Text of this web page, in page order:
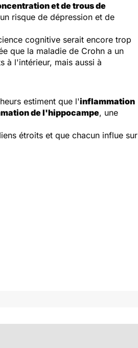
et de trous de
risque de dépression et de
cognitive serait encore trop
que la maladie de Crohn a un
à l'intérieur, mais aussi à
estiment que l'inflammation
de l'hippocampe, une
étroits et que chacun influe sur